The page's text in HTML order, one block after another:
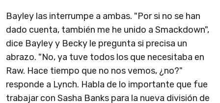
Bayley las interrumpe a ambas. "Por si no se han
dado cuenta, también me he unido a Smackdown",
dice Bayley y Becky le pregunta si precisa un
abrazo. "No, ya tuve todos los que necesitaba en
Raw. Hace tiempo que no nos vemos, ¿no?"
responde a Lynch. Habla de lo importante que fue
trabajar con Sasha Banks para la nueva división de